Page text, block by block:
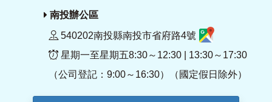
南投辦公區
540202南投縣南投市省府路4號
星期一至星期五8:30～12:30 | 13:30～17:30
（公司登記：9:00～16:30）（國定假日除外）